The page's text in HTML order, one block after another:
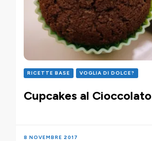
RICETTE BASE VOGLIA DI DOLCE?
Cupcakes al Cioccolato
8 NOVEMBRE 2017